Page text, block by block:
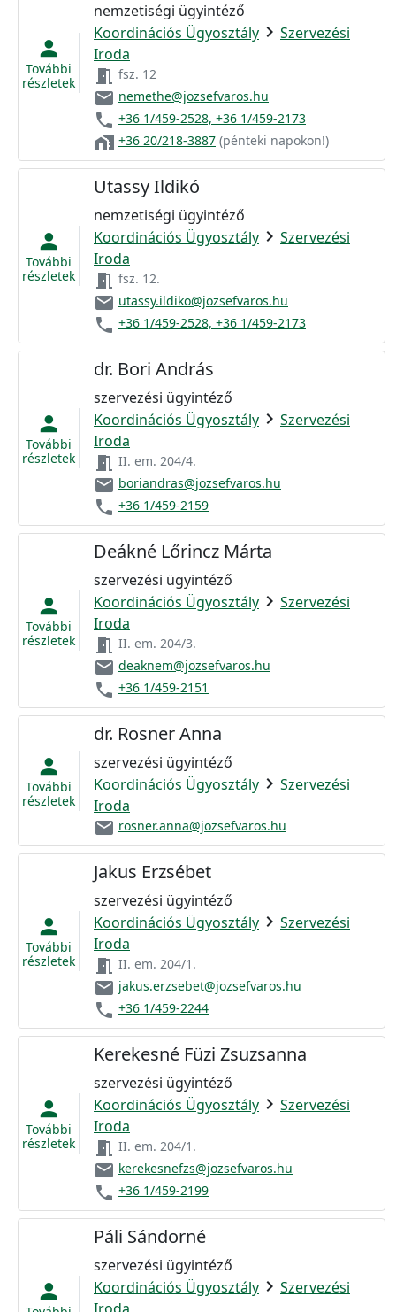
person
További
részletek
nemzetiségi ügyintéző
Koordinációs Ügyosztály chevron_right Szervezési
Iroda
meeting_room fsz. 12
email nemethe@jozsefvaros.hu
phone +36 1/459-2528, +36 1/459-2173
home_work +36 20/218-3887 (pénteki napokon!)
person
További
részletek
Utassy Ildikó
nemzetiségi ügyintéző
Koordinációs Ügyosztály chevron_right Szervezési
Iroda
meeting_room fsz. 12.
email utassy.ildiko@jozsefvaros.hu
phone +36 1/459-2528, +36 1/459-2173
person
További
részletek
dr. Bori András
szervezési ügyintéző
Koordinációs Ügyosztály chevron_right Szervezési
Iroda
meeting_room II. em. 204/4.
email boriandras@jozsefvaros.hu
phone +36 1/459-2159
person
További
részletek
Deákné Lőrincz Márta
szervezési ügyintéző
Koordinációs Ügyosztály chevron_right Szervezési
Iroda
meeting_room II. em. 204/3.
email deaknem@jozsefvaros.hu
phone +36 1/459-2151
person
További
részletek
dr. Rosner Anna
szervezési ügyintéző
Koordinációs Ügyosztály chevron_right Szervezési
Iroda
email rosner.anna@jozsefvaros.hu
person
További
részletek
Jakus Erzsébet
szervezési ügyintéző
Koordinációs Ügyosztály chevron_right Szervezési
Iroda
meeting_room II. em. 204/1.
email jakus.erzsebet@jozsefvaros.hu
phone +36 1/459-2244
person
További
részletek
Kerekesné Füzi Zsuzsanna
szervezési ügyintéző
Koordinációs Ügyosztály chevron_right Szervezési
Iroda
meeting_room II. em. 204/1.
email kerekesnefzs@jozsefvaros.hu
phone +36 1/459-2199
person
Páli Sándorné
szervezési ügyintéző
Koordinációs Ügyosztály chevron_right Szervezési